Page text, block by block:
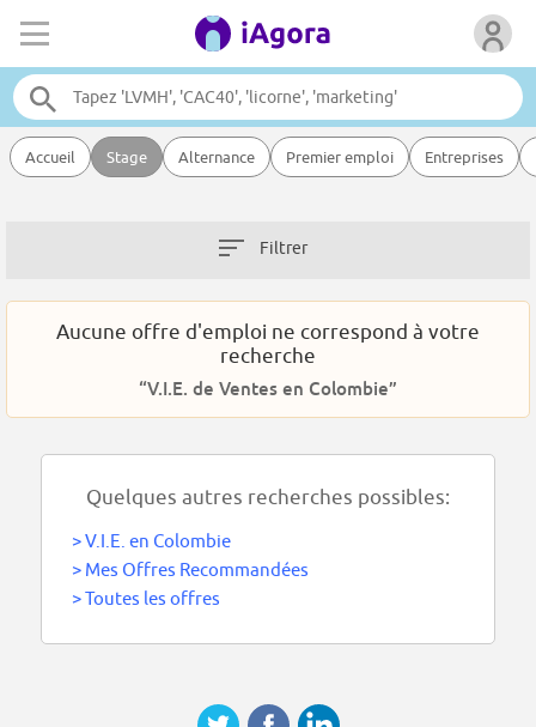
Accueil Stage Alternance Premier emploi Entreprises
Filtrer
Aucune offre d'emploi ne correspond à votre
recherche
“V.I.E. de Ventes en Colombie”
Quelques autres recherches possibles:
>V.I.E. en Colombie
> Mes Offres Recommandées
>Toutes les offres